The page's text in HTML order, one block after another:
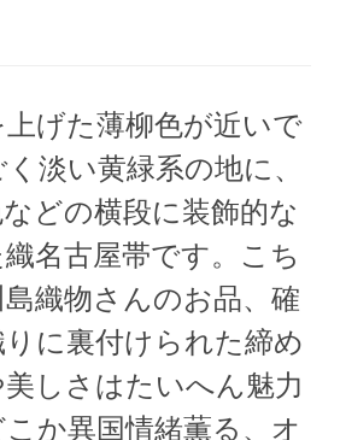
上げた薄柳色が近いで
淡い黄緑系の地に、
どの横段に装飾的な
名古屋帯です。こち
織物さんのお品、確
に裏付けられた締め
しさはたいへん魅力
か異国情緒薫る、オ